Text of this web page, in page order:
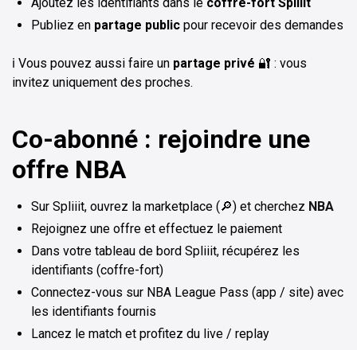
Ajoutez les identifiants dans le coffre-fort Spliiit
Publiez en partage public pour recevoir des demandes
ℹ️ Vous pouvez aussi faire un partage privé 🔐 : vous
invitez uniquement des proches.
Co-abonné : rejoindre une
offre NBA
Sur Spliiit, ouvrez la marketplace (🔎) et cherchez NBA
Rejoignez une offre et effectuez le paiement
Dans votre tableau de bord Spliiit, récupérez les
identifiants (coffre-fort)
Connectez-vous sur NBA League Pass (app / site) avec
les identifiants fournis
Lancez le match et profitez du live / replay